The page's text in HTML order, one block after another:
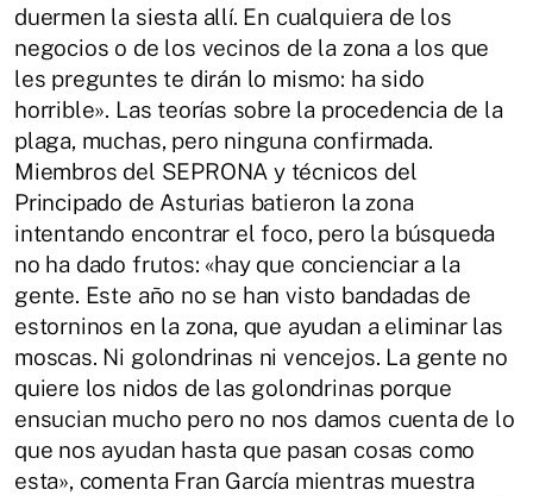
duermen la siesta allí. En cualquiera de los
negocios o de los vecinos de la zona a los que
les preguntes te dirán lo mismo: ha sido
horrible». Las teorías sobre la procedencia de la
plaga, muchas, pero ninguna confirmada.
Miembros del SEPRONA y técnicos del
Principado de Asturias batieron la zona
intentando encontrar el foco, pero la búsqueda
no ha dado frutos: «hay que concienciar a la
gente. Este año no se han visto bandadas de
estorninos en la zona, que ayudan a eliminar las
moscas. Ni golondrinas ni vencejos. La gente no
quiere los nidos de las golondrinas porque
ensucian mucho pero no nos damos cuenta de lo
que nos ayudan hasta que pasan cosas como
esta», comenta Fran García mientras muestra